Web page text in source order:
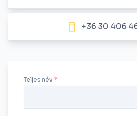
+36 30 406
Teljes név